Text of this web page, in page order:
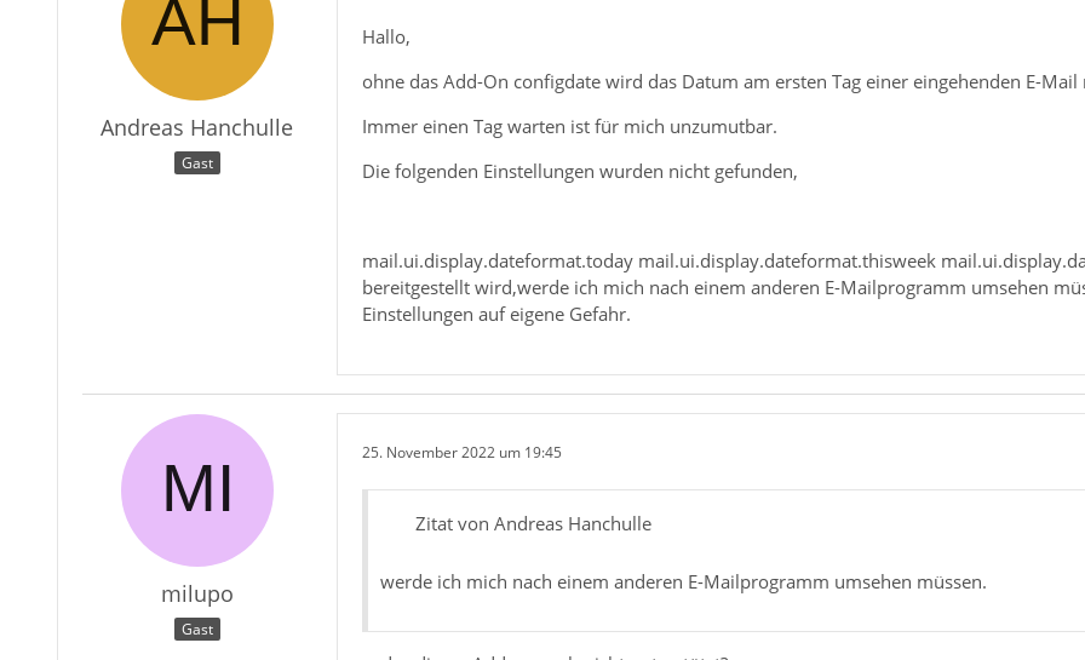
Andreas Hanchulle
Gast
Hallo,
ohne das Add-On configdate wird das Datum am ersten Tag einer eingehenden E-
Immer einen Tag warten ist für mich unzumutbar.
Die folgenden Einstellungen wurden nicht gefunden,
mail.ui.display.dateformat.today mail.ui.display.dateformat.thisweek
bereitgestellt wird,werde ich mich nach einem anderen E-Mailprogramm umsehen
Einstellungen auf eigene Gefahr.
milupo
Gast
25. November 2022 um 19:45
Zitat von Andreas Hanchulle
werde ich mich nach einem anderen E-Mailprogramm umsehen müssen.